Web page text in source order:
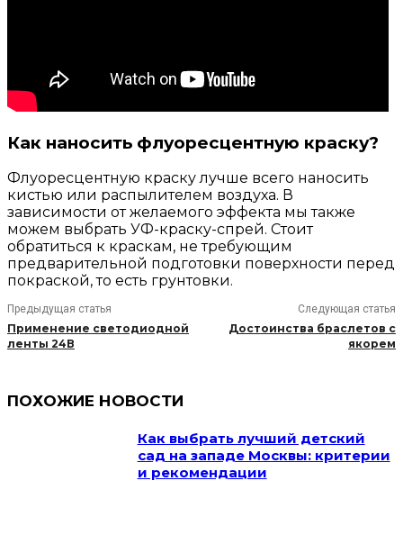
Как наносить флуоресцентную краску?
Флуоресцентную краску лучше всего наносить
кистью или распылителем воздуха. В
зависимости от желаемого эффекта мы также
можем выбрать УФ-краску-спрей. Стоит
обратиться к краскам, не требующим
предварительной подготовки поверхности перед
покраской, то есть грунтовки.
Предыдущая статья
Применение светодиодной
ленты 24В
Следующая статья
Достоинства браслетов с
якорем
ПОХОЖИЕ НОВОСТИ
Как выбрать лучший детский
сад на западе Москвы: критерии
и рекомендации